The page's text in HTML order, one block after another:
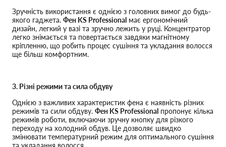
Зручність використання є однією з головних вимог до будь-
якого гаджета. Фен KS Professional має ергономічний
дизайн, легкий у вазі та зручно лежить у руці. Концентратор
легко знімається та повертається завдяки магнітному
кріпленню, що робить процес сушіння та укладання волосся
ще більш комфортним.
3. Різні режими та сила обдуву
Однією з важливих характеристик фена є наявність різних
режимів та сили обдуву. Фен KS Professional пропонує кілька
режимів роботи, включаючи зручну кнопку для різкого
переходу на холодний обдув. Це дозволяє швидко
змінювати температурний режим для оптимального сушіння
та укладання волосся.